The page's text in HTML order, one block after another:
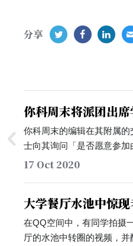
分享
你科周末将派团出
你科周末的编辑在其附属
士向其询问「是否愿意参
的截图，并询问群内是否有
17 Oct 2020
大学餐厅水池中惊
在QQ空间中，有同学拍摄
厅的水池中转圈的视频，